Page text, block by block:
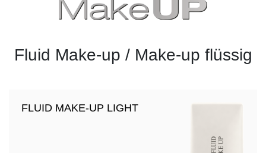
Fluid Make-up / Make-up flüssig
FLUID MAKE-UP LIGHT